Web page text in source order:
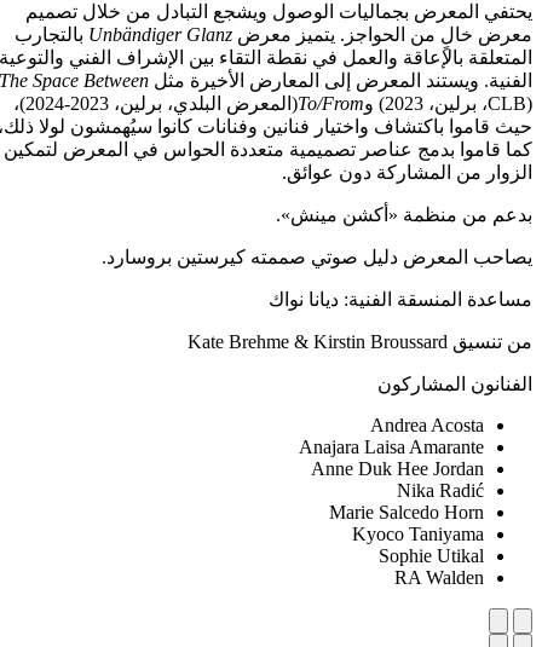
يحتفي المعرض بجماليات الوصول ويشجع التبادل من خلال تصميم
معرض خالٍ من الحواجز. يتميز معرض Unbändiger Glanzبالتجارب
المتعلقة بالإعاقة والعمل في نقطة التقاء بين الإشراف الفني والتوعية
الفنية. ويستند المعرض إلى المعارض الأخيرة مثل The Space Between
To/From
(المعرض البلدي، برلين، 2023-2024)،
حيث قاموا باكتشاف واختيار فنانين وفنانات كانوا سيُهمشون لولا ذلك،
كما قاموا بدمج عناصر تصميمية متعددة الحواس في المعرض لتمكين
الزوار من المشاركة دون عوائق.
بدعم من منظمة «أكشن مينش».
يصاحب المعرض دليل صوتي صممته كيرستين بروسارد.
مساعدة المنسقة الفنية: ديانا نواك
من تنسيق Kate Brehme & Kirstin Broussard
الفنانون المشاركون
Andrea Acosta
Anajara Laisa Amarante
Anne Duk Hee Jordan
Nika Radić
Marie Salcedo Horn
Kyoco Taniyama
Sophie Utikal
RA Walden